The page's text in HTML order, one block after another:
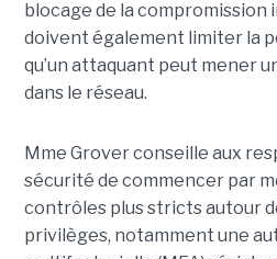
blocage de la
doivent également limiter la
qu’un attaquant peut mener
dans le réseau.
Mme Grover conseille aux
sécurité de commencer par
contrôles plus stricts autour
privilèges, notamment une